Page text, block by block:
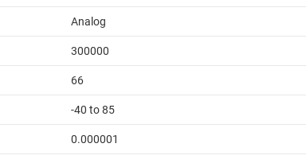
Analog
300000
66
-40 to 85
0.000001